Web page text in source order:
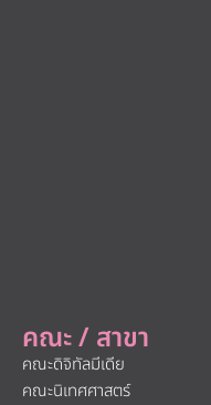
คณะ / สาขา
คณะดิจิทัลมีเดีย
คณะนิเทศศาสตร์